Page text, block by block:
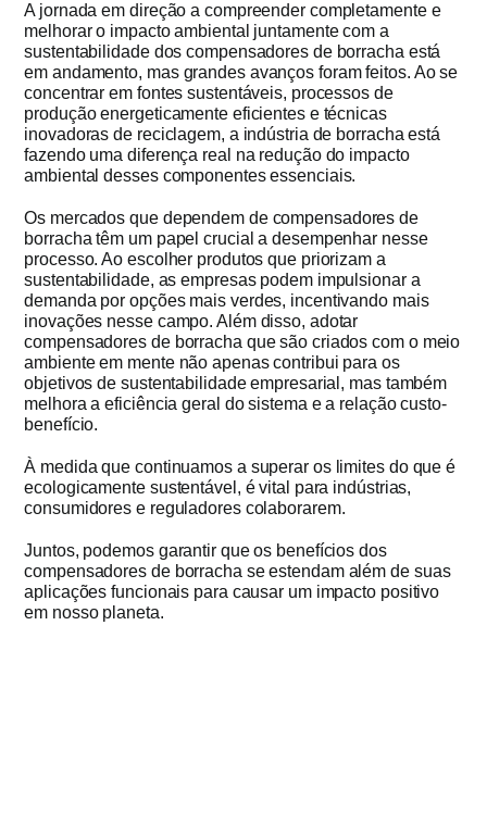
A jornada em direção a compreender completamente e
melhorar o impacto ambiental juntamente com a
sustentabilidade dos compensadores de borracha está
em andamento, mas grandes avanços foram feitos. Ao se
concentrar em fontes sustentáveis, processos de
produção energeticamente eficientes e técnicas
inovadoras de reciclagem, a indústria de borracha está
fazendo uma diferença real na redução do impacto
ambiental desses componentes essenciais.
Os mercados que dependem de compensadores de
borracha têm um papel crucial a desempenhar nesse
processo. Ao escolher produtos que priorizam a
sustentabilidade, as empresas podem impulsionar a
demanda por opções mais verdes, incentivando mais
inovações nesse campo. Além disso, adotar
compensadores de borracha que são criados com o meio
ambiente em mente não apenas contribui para os
objetivos de sustentabilidade empresarial, mas também
melhora a eficiência geral do sistema e a relação custo-
benefício.
À medida que continuamos a superar os limites do que é
ecologicamente sustentável, é vital para indústrias,
consumidores e reguladores colaborarem.
Juntos, podemos garantir que os benefícios dos
compensadores de borracha se estendam além de suas
aplicações funcionais para causar um impacto positivo
em nosso planeta.